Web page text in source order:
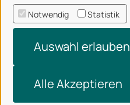
Notwendig Statistik
Auswahl erlauben
Alle Akzeptieren
Datenschutzerklärung
Technischer Support